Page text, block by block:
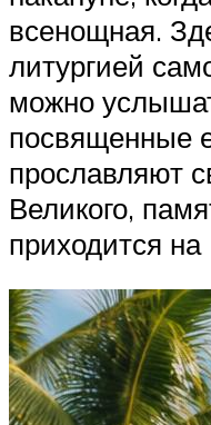
всенощная.
литургией
можно
посвященные
прославляют
Великого,
приходится